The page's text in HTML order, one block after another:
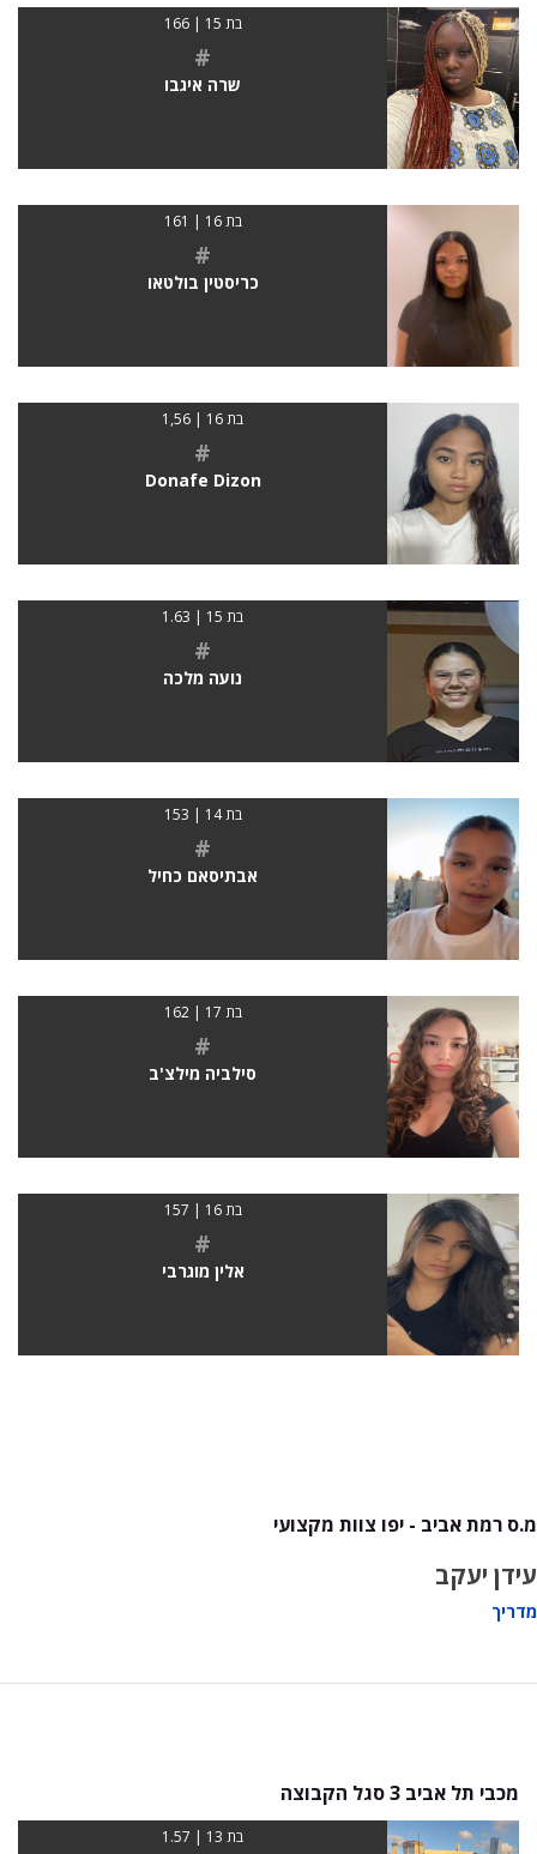
בת 15 | 166
#
שרה איגבו
בת 16 | 161
#
כריסטין בולטאו
בת 16 | 1,56
#
Donafe Dizon
בת 15 | 1.63
#
נועה מלכה
בת 14 | 153
#
אבתיסאם כחיל
בת 17 | 162
#
סילביה מילצ'ב
בת 16 | 157
#
אלין מוגרבי
מ.ס רמת אביב - יפו צוות מקצועי
עידן יעקב
מדריך
מכבי תל אביב 3 סגל הקבוצה
בת 13 | 1.57